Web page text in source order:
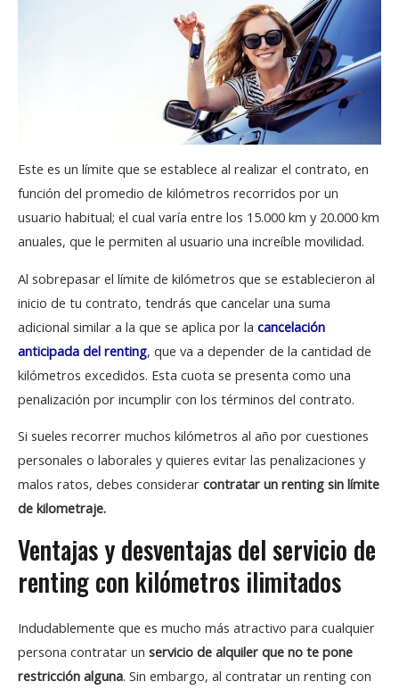
Este es un límite que se establece al realizar el contrato, en
función del promedio de kilómetros recorridos por un
usuario habitual; el cual varía entre los 15.000 km y 20.000 km
anuales, que le permiten al usuario una increíble movilidad.
Al sobrepasar el límite de kilómetros que se establecieron al
inicio de tu contrato, tendrás que cancelar una suma
adicional similar a la que se aplica por la cancelación
anticipada del renting, que va a depender de la cantidad de
kilómetros excedidos. Esta cuota se presenta como una
penalización por incumplir con los términos del contrato.
Si sueles recorrer muchos kilómetros al año por cuestiones
personales o laborales y quieres evitar las penalizaciones y
malos ratos, debes considerar contratar un renting sin límite
de kilometraje.
Ventajas y desventajas del servicio de
renting con kilómetros ilimitados
Indudablemente que es mucho más atractivo para cualquier
persona contratar un servicio de alquiler que no te pone
restricción alguna. Sin embargo, al contratar un renting con